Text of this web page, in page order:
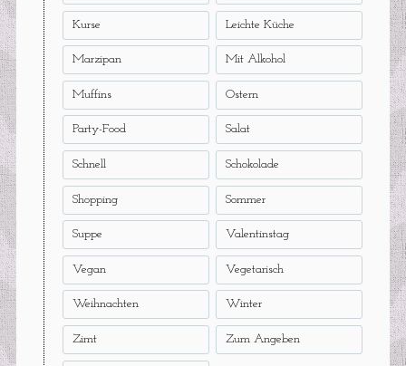
Kurse Leichte Küche
Marzipan Mit Alkohol
Muffins Ostern
Party-Food Salat
Schnell Schokolade
Shopping Sommer
Suppe Valentinstag
Vegan Vegetarisch
Weihnachten Winter
Zimt Zum Angeben